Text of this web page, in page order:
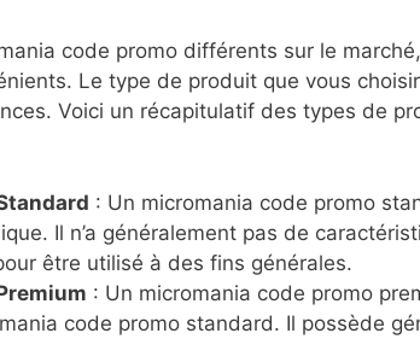
code promo différents sur le
Le type de produit que vous
Voici un récapitulatif des types de
: Un micromania code promo
Il n’a généralement pas de
être utilisé à des fins générales.
: Un micromania code promo
code promo standard. Il possède